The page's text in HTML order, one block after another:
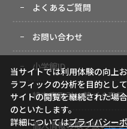
よくあるご質問
お問い合わせ
小学館ID
特定商取引に基づく表記
個人情報の取り扱いにつ
当サイトでは利用体験の向上
ラフィックの分析を目的とし
サイトの閲覧を継続された場
のといたします。
詳細についてはプライバシー